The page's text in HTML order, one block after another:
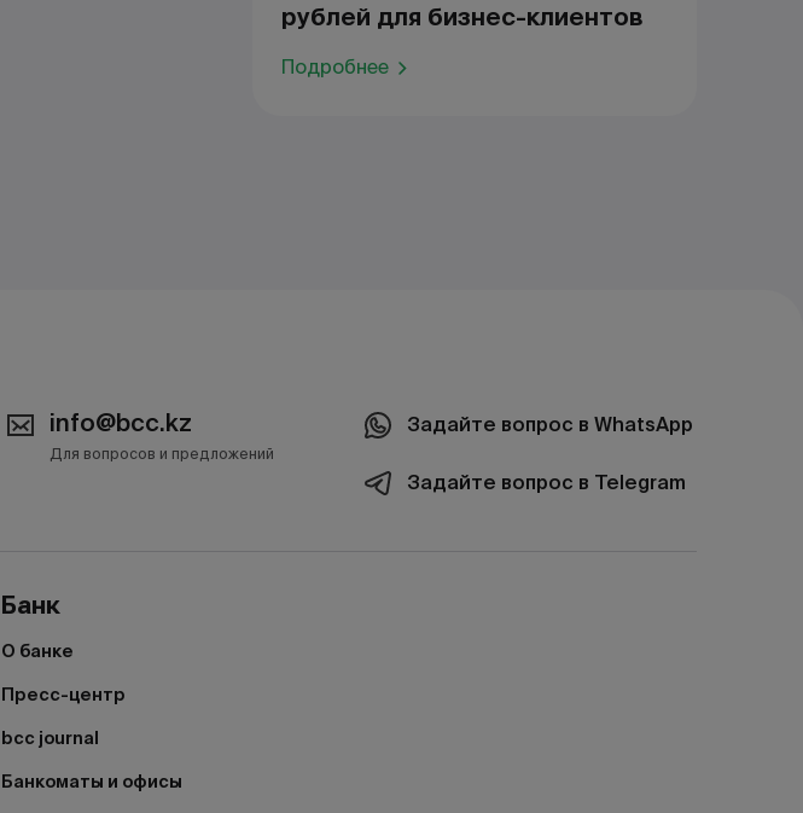
рублей для бизнес-клиентов
Подробнее
info@bcc.kz
Для вопросов и предложений
Задайте вопрос в WhatsApp
Задайте вопрос в Telegram
Банк
О банке
Пресс-центр
bcc journal
Банкоматы и офисы